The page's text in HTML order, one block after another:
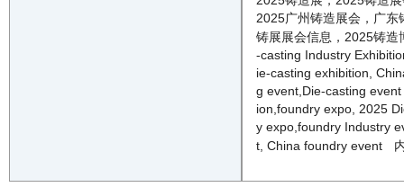
2025广州铸造展会，广东
铸展展会信息 ， 2025铸造
-casting Industry
ie-casting exhibition,
g event Die-casting
ion foundry expo, 2025
y expo, foundry Industry
t , China foundry event